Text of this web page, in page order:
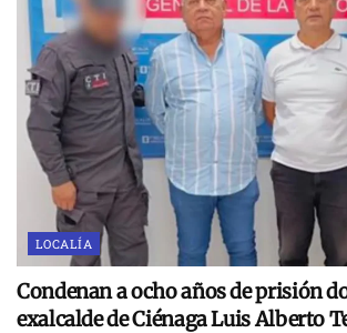
LOCALÍA
Condenan a ocho años de prisión
exalcalde de Ciénaga Luis Alberto